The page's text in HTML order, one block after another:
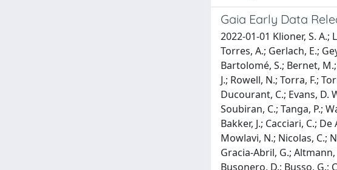
Gaia Early Data
2022-01-01 Klioner, S.
Torres, A.; Gerlach, E.;
Bartolomé, S.; Bernet,
J.; Rowell, N.; Torra, F.;
Ducourant, C.; Evans, D.
Soubiran, C.; Tanga, P.;
Bakker, J.; Cacciari, C.;
Mowlavi, N.; Nicolas, C.;
Gracia-Abril, G.; Altmann,
Busonero, D.; Busso, G.;